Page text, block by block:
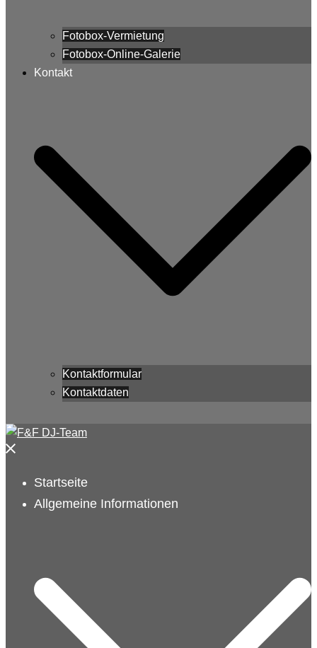
Fotobox-Vermietung
Fotobox-Online-Galerie
Kontakt
Kontaktformular
Kontaktdaten
Menü
Startseite
Allgemeine Informationen